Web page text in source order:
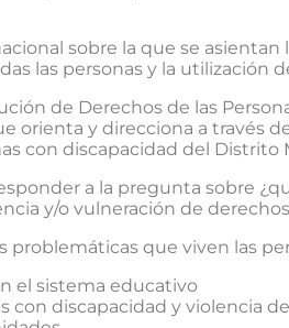
sobre la que se
las personas y la utilización
de Derechos de las
orienta y direcciona a través
con discapacidad del
a la pregunta sobre
y/o vulneración de
problemáticas que viven las
el sistema educativo
con discapacidad y violencia